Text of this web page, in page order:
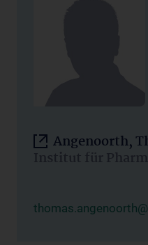
Angenoorth,
Institut für